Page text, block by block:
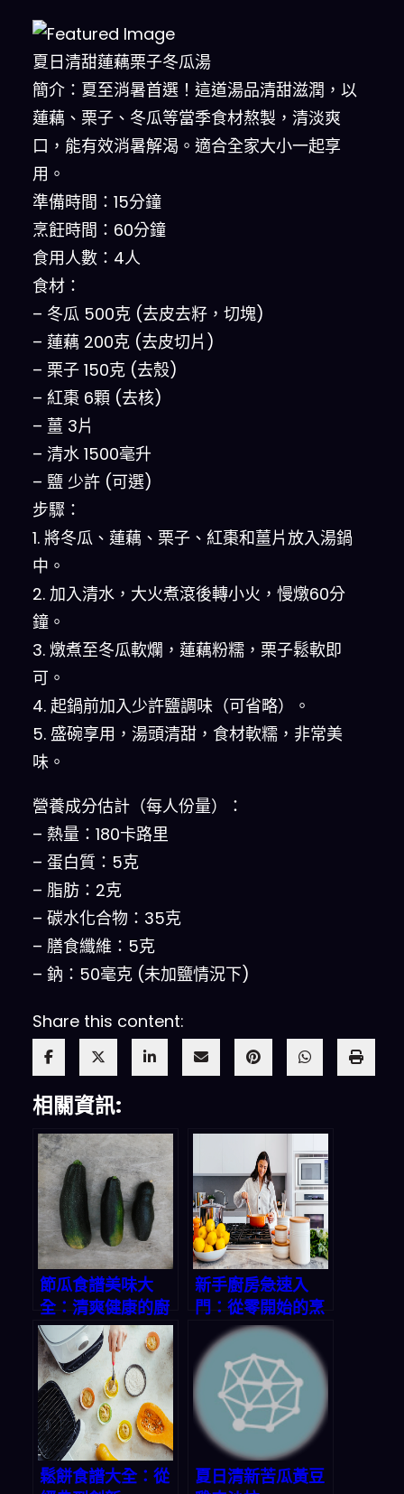
夏日清甜蓮藕栗子冬瓜湯
簡介：夏至消暑首選！這道湯品清甜滋潤，以
蓮藕、栗子、冬瓜等當季食材熬製，清淡爽
口，能有效消暑解渴。適合全家大小一起享
用。
準備時間：15分鐘
烹飪時間：60分鐘
食用人數：4人
食材：
– 冬瓜 500克 (去皮去籽，切塊)
– 蓮藕 200克 (去皮切片)
– 栗子 150克 (去殼)
– 紅棗 6顆 (去核)
– 薑 3片
– 清水 1500毫升
– 鹽 少許 (可選)
步驟：
1. 將冬瓜、蓮藕、栗子、紅棗和薑片放入湯鍋
中。
2. 加入清水，大火煮滾後轉小火，慢燉60分
鐘。
3. 燉煮至冬瓜軟爛，蓮藕粉糯，栗子鬆軟即
可。
4. 起鍋前加入少許鹽調味（可省略）。
5. 盛碗享用，湯頭清甜，食材軟糯，非常美
味。
營養成分估計（每人份量）：
– 熱量：180卡路里
– 蛋白質：5克
– 脂肪：2克
– 碳水化合物：35克
– 膳食纖維：5克
– 鈉：50毫克 (未加鹽情況下)
Share this content:
相關資訊:
節瓜食譜美味大
全：清爽健康的廚
房寶藏
新手廚房急速入
門：從零開始的烹
飪之旅
鬆餅食譜大全：從
夏日清新苦瓜黃豆